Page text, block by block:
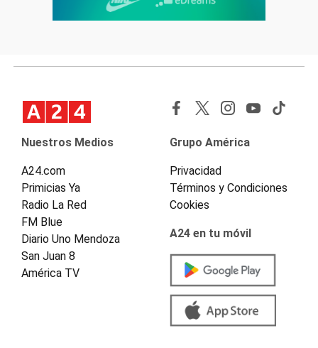
Nuestros Medios
A24.com
Primicias Ya
Radio La Red
FM Blue
Diario Uno Mendoza
San Juan 8
América TV
Grupo América
Privacidad
Términos y Condiciones
Cookies
A24 en tu móvil